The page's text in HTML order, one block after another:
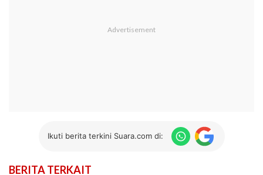
Ikuti berita terkini Suara.com di:
BERITA TERKAIT